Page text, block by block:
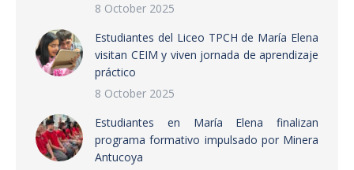
8 October 2025
Estudiantes del Liceo TPCH de María Elena
visitan CEIM y viven jornada de aprendizaje
práctico
8 October 2025
Estudiantes en María Elena finalizan
programa formativo impulsado por Minera
Antucoya